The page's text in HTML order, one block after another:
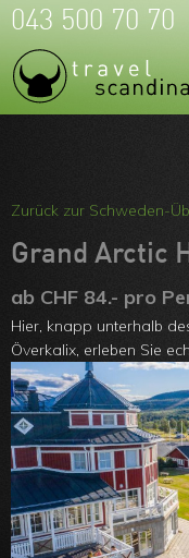
Team
Über uns
Feedbacks
Kontakt
ARVB
043 500 70 70
Zurück zur Schweden-
Grand Arctic
ab CHF 84.- pro
Hier, knapp unterhalb
Överkalix, erleben Sie